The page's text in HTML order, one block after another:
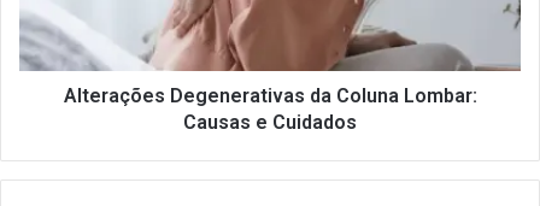
e
Cuidados
Alterações Degenerativas da Coluna Lombar:
Causas e Cuidados